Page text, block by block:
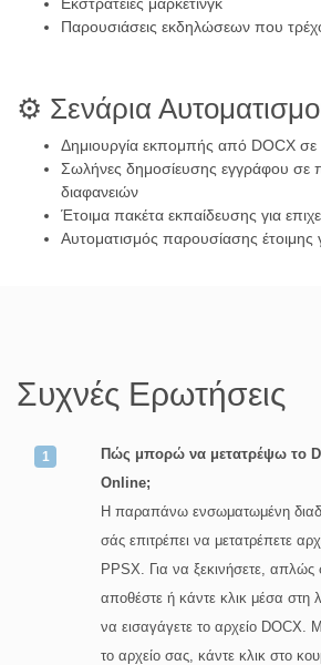
Παρουσιάσεις εκδηλώσεων που
⚙️ Σενάρια
Δημιουργία εκπομπής από DOCX σε
Σωλήνες δημοσίευσης εγγράφου σε
διαφανειών
Έτοιμα πακέτα εκπαίδευσης για
Αυτοματισμός παρουσίασης έτοιμης
Συχνές Ερωτήσεις
Πώς μπορώ να μετατρέψω το
Online;
Η παραπάνω ενσωματωμένη
σάς επιτρέπει να μετατρέπετε
PPSX. Για να ξεκινήσετε, απλώς
αποθέστε ή κάντε κλικ μέσα στη
να εισαγάγετε το αρχείο DOCX.
το αρχείο σας, κάντε κλικ στο